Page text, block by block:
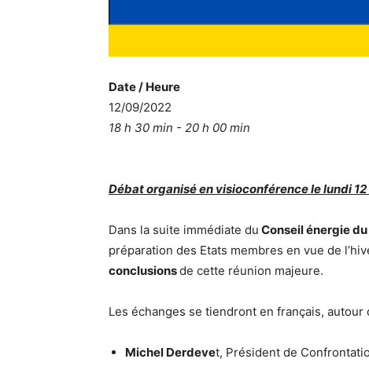
Date / Heure
12/09/2022
18 h 30 min - 20 h 00 min
Débat organisé en visioconférence le lundi
Dans la suite immédiate du Conseil énergie
préparation des Etats membres en vue de
conclusionsde cette réunion majeure.
Les échanges se tiendront en français, autour
Michel Derdevet, Président de